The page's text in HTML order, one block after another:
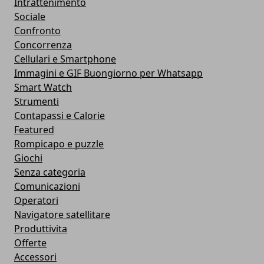
Sociale
Confronto
Concorrenza
Cellulari e Smartphone
Immagini e GIF Buongiorno per Whatsapp
Smart Watch
Strumenti
Contapassi e Calorie
Featured
Rompicapo e puzzle
Giochi
Senza categoria
Comunicazioni
Operatori
Navigatore satellitare
Produttivita
Offerte
Accessori